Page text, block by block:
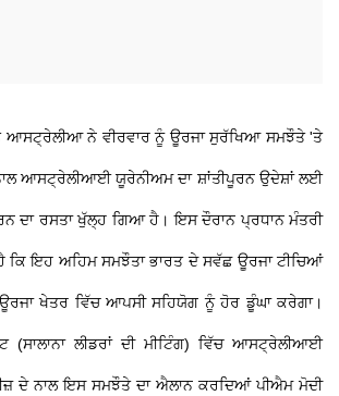
ਆਸਟ੍ਰੇਲੀਆ ਨੇ ਵੀਰਵਾਰ ਨੂੰ ਊਰਜਾ ਸੁਰੱਖਿਆ ਸਮਝੌਤੇ 'ਤੇ
ਆਸਟ੍ਰੇਲੀਆਈ ਯੂਰੇਨੀਅਮ ਦਾ ਸ਼ਾਂਤੀਪੂਰਨ ਉਦੇਸ਼ਾਂ ਲਈ
ਦਾ ਰਸਤਾ ਖੁੱਲ੍ਹ ਗਿਆ ਹੈ। ਇਸ ਦੌਰਾਨ ਪ੍ਰਧਾਨ ਮੰਤਰੀ
ਕਿ ਇਹ ਅਹਿਮ ਸਮਝੌਤਾ ਭਾਰਤ ਦੇ ਸਵੱਛ ਊਰਜਾ ਟੀਚਿਆਂ
ਖੇਤਰ ਵਿੱਚ ਆਪਸੀ ਸਹਿਯੋਗ ਨੂੰ ਹੋਰ ਡੂੰਘਾ ਕਰੇਗਾ।
(ਸਾਲਾਨਾ ਲੀਡਰਾਂ ਦੀ ਮੀਟਿੰਗ) ਵਿੱਚ ਆਸਟ੍ਰੇਲੀਆਈ
ਦੇ ਨਾਲ ਇਸ ਸਮਝੌਤੇ ਦਾ ਐਲਾਨ ਕਰਦਿਆਂ ਪੀਐਮ ਮੋਦੀ